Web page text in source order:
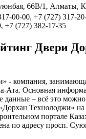
66В/1, Алматы,
00-00, +7 (727) 317-
+7 (727) 382-17-35
Двери
- компания,
Ата. Основная
данные – всё это
Технолоджи» на
портале
по адресу просп.